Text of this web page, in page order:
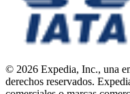
© 2026 Expedia, Inc., una
derechos reservados.